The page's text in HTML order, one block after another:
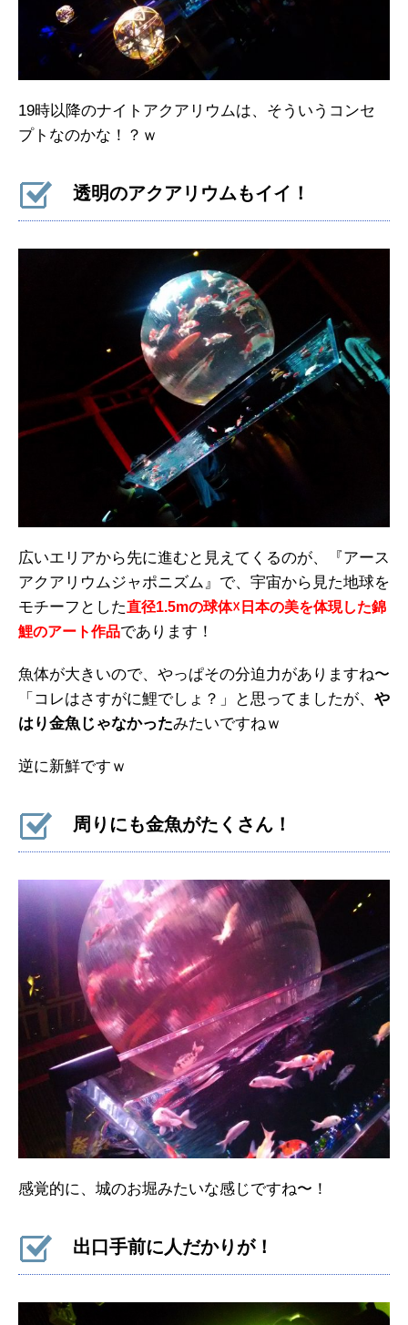
19時以降のナイトアクアリウムは、そういうコンセ
プトなのかな！？ｗ
透明のアクアリウムもイイ！
広いエリアから先に進むと見えてくるのが、『アース
アクアリウムジャポニズム』で、宇宙から見た地球を
モチーフとした直径1.5mの球体☓日本の美を体現した錦
鯉のアート作品であります！
魚体が大きいので、やっぱその分迫力がありますね〜
「コレはさすがに鯉でしょ？」と思ってましたが、 や
はり金魚じゃなかったみたいですねｗ
逆に新鮮ですｗ
周りにも金魚がたくさん！
感覚的に、城のお堀みたいな感じですね〜！
出口手前に人だかりが！